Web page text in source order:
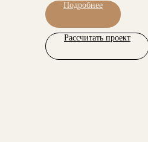
Подробнее
Рассчитать проект